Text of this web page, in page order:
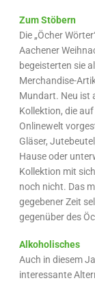
Zum Stöbern
Die „Öcher
Aachener
begeisterten sie
Merchandise-
Mundart. Neu ist
Kollektion, die
Onlinewelt
Gläser,
Hause oder
Kollektion mit
noch nicht. Das
gegebener Zeit
gegenüber des
Alkoholisches
Auch in diesem
interessante